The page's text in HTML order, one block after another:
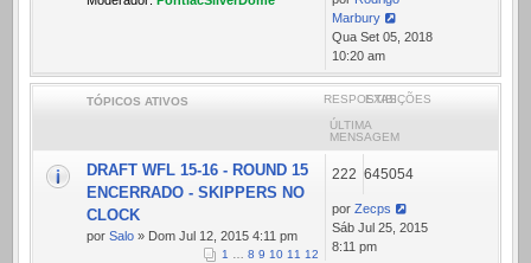
Marbury
Ver
última
mensagem
Qua Set 05, 2018
10:20 am
TÓPICOS ATIVOS RESPOSTASEXIBIÇÕES
ÚLTIMA
MENSAGEM
DRAFT WFL 15-16 - ROUND 15
ENCERRADO - SKIPPERS NO
CLOCK
por Salo » Dom Jul 12, 2015 4:11 pm
1 8 9 10 11 12
222 645054
por Zecps
Sáb Jul 25, 2015
8:11 pm